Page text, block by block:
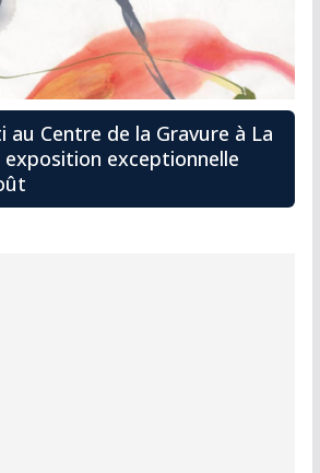
au Centre de la Gravure à La
exposition exceptionnelle